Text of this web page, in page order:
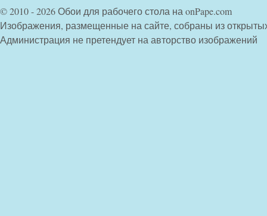
© 2010 - 2026 Обои для рабочего стола на onPape.com
Изображения, размещенные на сайте, собраны из
Администрация не претендует на авторство изображений